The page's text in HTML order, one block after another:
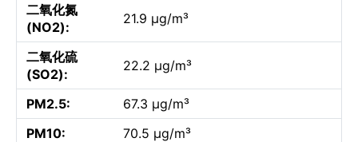
二氧化氮
(NO2):
21.9 µg/m³
二氧化硫
(SO2):
22.2 µg/m³
PM2.5:
67.3 µg/m³
PM10:
70.5 µg/m³